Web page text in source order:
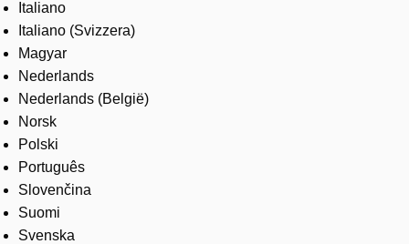
Italiano
Italiano (Svizzera)
Magyar
Nederlands
Nederlands (België)
Norsk
Polski
Português
Slovenčina
Suomi
Svenska